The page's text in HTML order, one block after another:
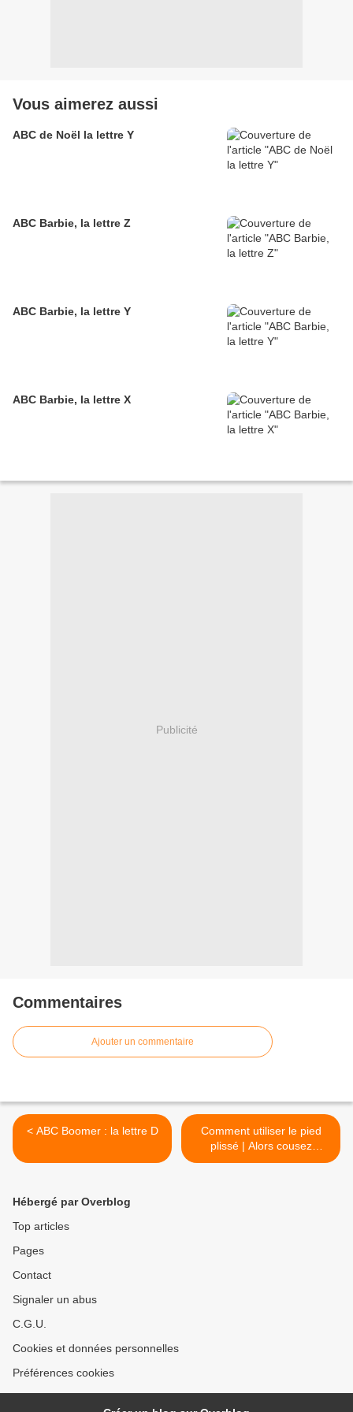
Vous aimerez aussi
ABC de Noël la lettre Y
ABC Barbie, la lettre Z
ABC Barbie, la lettre Y
ABC Barbie, la lettre X
Publicité
Commentaires
Ajouter un commentaire
< ABC Boomer : la lettre D
Comment utiliser le pied
plissé | Alors cousez
facilement >
Hébergé par Overblog
Top articles
Pages
Contact
Signaler un abus
C.G.U.
Cookies et données personnelles
Préférences cookies